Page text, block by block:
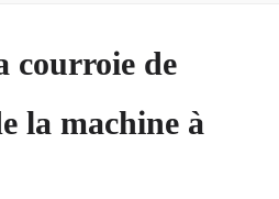
courroie de
la machine à